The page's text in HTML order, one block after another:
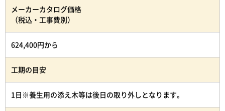
メーカーカタログ価格
（税込・工事費別）
624,400円から
工期の目安
1日※養生用の添え木等は後日の取り外しとなります。